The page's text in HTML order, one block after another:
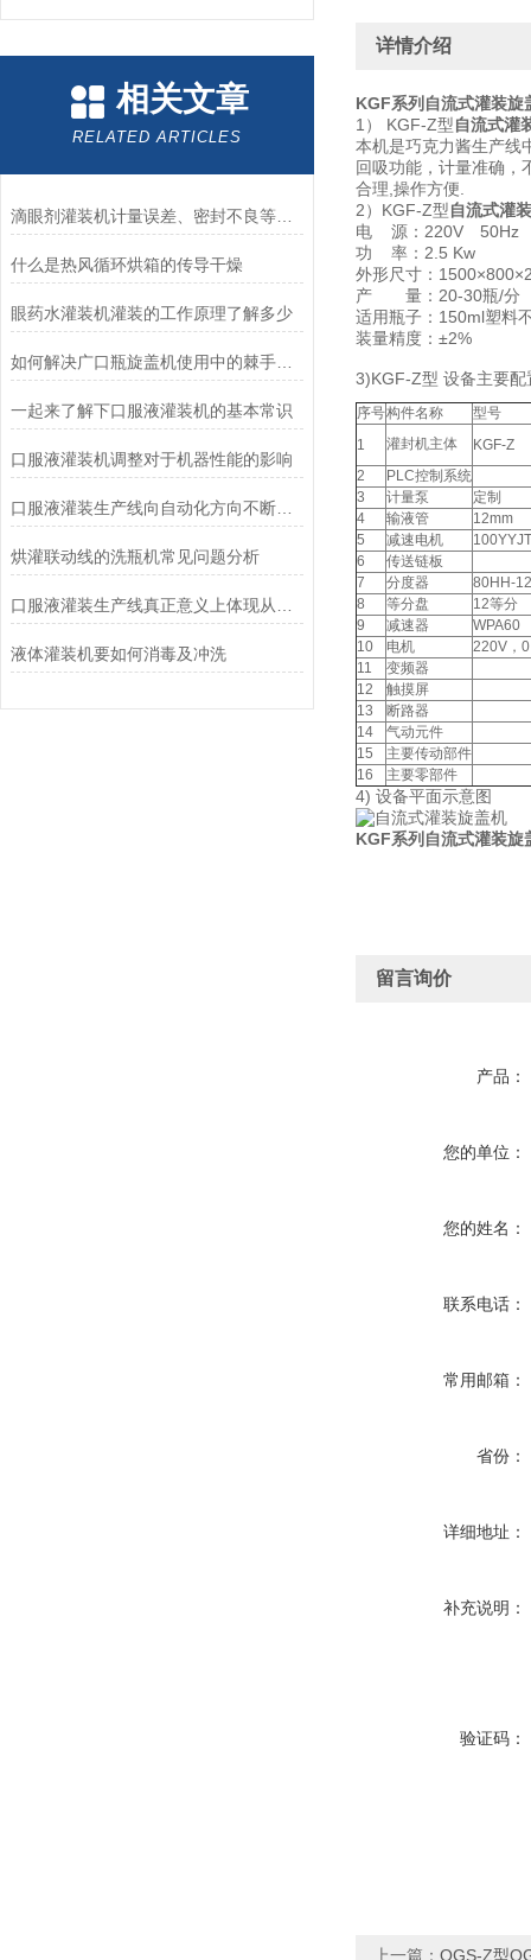
相关文章
RELATED ARTICLES
滴眼剂灌装机计量误差、密封不良等解决方案
什么是热风循环烘箱的传导干燥
眼药水灌装机灌装的工作原理了解多少
如何解决广口瓶旋盖机使用中的棘手问题
一起来了解下口服液灌装机的基本常识
口服液灌装机调整对于机器性能的影响
口服液灌装生产线向自动化方向不断发展壮大
烘灌联动线的洗瓶机常见问题分析
液体灌装机要如何消毒及冲洗
详情介绍
KGF系列 自流式灌装旋
1） KGF-Z型自流式灌
本机是巧克力酱生产线
回吸功能，计量准确，
合理,操作方便.
2）KGF-Z型自流式灌
电 源：220V 50Hz
功 率：2.5 Kw
外形尺寸：
产 量：20-30瓶/分
适用瓶子：150ml塑料
装量精度：±2%
3)KGF-Z型 设备主要配
序号构件名称
型号
1
灌封机主体
KGF-Z
2
PLC控制系统
3
计量泵
定制
4
输液管
12mm
5
减速电机
6
传送链板
7
分度器
80HH-12
8
等分盘
12等分
9
减速器
WPA60
10
电机
220V，
11
变频器
12
触摸屏
13
断路器
14
气动元件
15
主要传动部件
16
主要零部件
4) 设备平面示意图
KGF系列 自流式灌装旋
留言询价
产品：
您的单位：
您的姓名：
联系电话：
常用邮箱：
省份：
详细地址：
补充说明：
验证码：
上一篇： QGS-Z型